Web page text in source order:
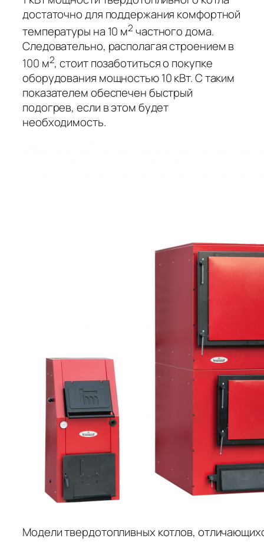
достаточно для поддержания комфортной
температуры на 10 м2 частного дома.
Следовательно, располагая строением в
100 м2, стоит позаботиться о покупке
оборудования мощностью 10 кВт. С таким
показателем обеспечен быстрый
подогрев, если в этом будет
необходимость.
Модели твердотопливных котлов,